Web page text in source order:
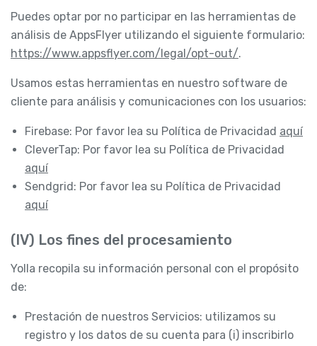
Puedes optar por no participar en las herramientas de
análisis de AppsFlyer utilizando el siguiente formulario:
https://www.appsflyer.com/legal/opt-out/.
Usamos estas herramientas en nuestro software de
cliente para análisis y comunicaciones con los usuarios:
Firebase: Por favor lea su Política de Privacidad aquí
CleverTap: Por favor lea su Política de Privacidad
aquí
Sendgrid: Por favor lea su Política de Privacidad
aquí
(IV) Los fines del procesamiento
Yolla recopila su información personal con el propósito
de:
Prestación de nuestros Servicios: utilizamos su
registro y los datos de su cuenta para (i) inscribirlo